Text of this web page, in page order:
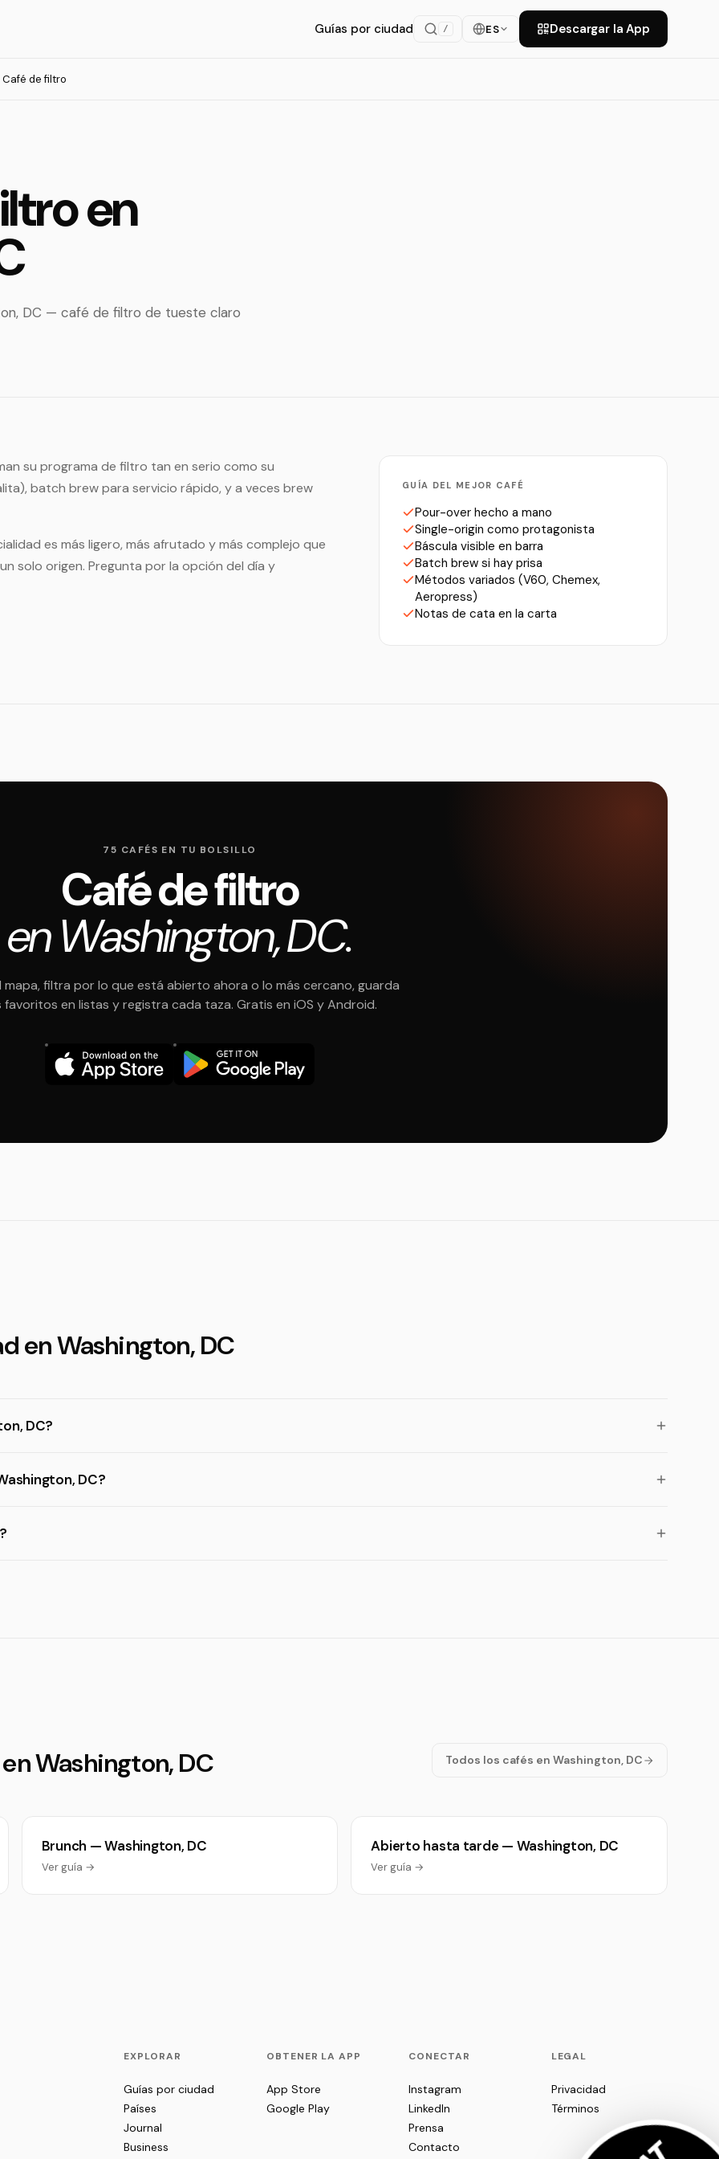
Guías por ciudad / ES Descargar la App
Café de filtro
en
DC — café de filtro de tueste claro
su programa de filtro tan en serio como su
batch brew para servicio rápido, y a veces brew
es más ligero, más afrutado y más complejo que
solo origen. Pregunta por la opción del día y
GUÍA DEL MEJOR CAFÉ
Pour-over hecho a mano
Single-origin como protagonista
Báscula visible en barra
Batch brew si hay prisa
Métodos variados (V60, Chemex,
Aeropress)
Notas de cata en la carta
75 CAFÉS EN TU BOLSILLO
Café de filtro
en Washington, DC.
mapa, filtra por lo que está abierto ahora o lo más cercano, guarda
favoritos en listas y registra cada taza. Gratis en iOS y Android.
en Washington, DC
DC?
DC?
Washington, DC Todos los cafés en Washington, DC
Brunch — Washington, DC
Ver guía →
Abierto hasta tarde — Washington, DC
Ver guía →
EXPLORAR
Guías por ciudad
Países
Journal
Business
OBTENER LA APP
App Store
Google Play
CONECTAR
Instagram
LinkedIn
Prensa
Contacto
LEGAL
Privacidad
Términos